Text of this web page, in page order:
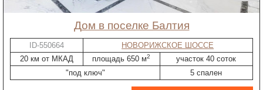
дом в поселке Балтия
ID-550664
НОВОРИЖСКОЕ ШОССЕ
20 км от МКАД
площадь 650 м2
участок 40 соток
"под ключ"
5 спален